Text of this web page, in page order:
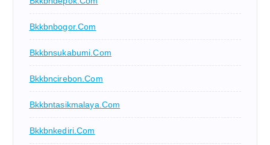
Bkkbnbogor.com
Bkkbnsukabumi.com
Bkkbncirebon.com
Bkkbntasikmalaya.com
Bkkbnkediri.com